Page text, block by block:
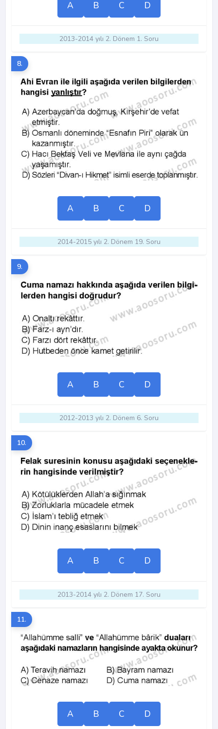
A B C D
2013-2014 yılı 2. Dönem 1. Soru
8.
A B C D
2014-2015 yılı 2. Dönem 19. Soru
9.
A B C D
2012-2013 yılı 2. Dönem 6. Soru
10.
A B C D
2013-2014 yılı 2. Dönem 17. Soru
11.
A B C D